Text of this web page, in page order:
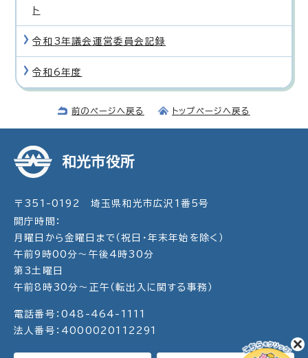
ト
令和3年議会運営委員会記録
令和6年度
前のページへ戻る トップページへ戻る
和光市役所
〒351-0192 埼玉県和光市広沢1番5号
開庁時間：
月曜日から金曜日まで（祝日・年末年始を除く）
午前9時00分～午後4時30分
第3土曜日
午前8時30分～正午（転出入に関する事務）
電話番号：048-464-1111
法人番号：4000020112291